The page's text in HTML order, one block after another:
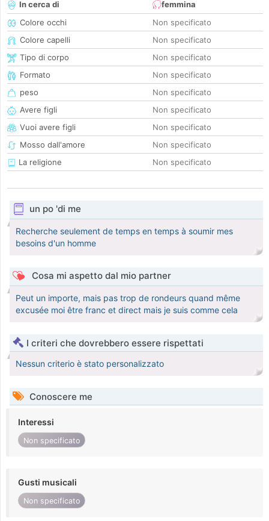
In cerca di
femmina
Colore occhi
Non specificato
Colore capelli
Non specificato
Tipo di corpo
Non specificato
Formato
Non specificato
peso
Non specificato
Avere figli
Non specificato
Vuoi avere figli
Non specificato
Mosso dall'amore
Non specificato
La religione
Non specificato
un po 'di me
Recherche seulement de temps en temps à soumir mes
besoins d'un homme
Cosa mi aspetto dal mio partner
Peut un importe, mais pas trop de rondeurs quand même
excusée moi être franc et direct mais je suis comme cela
I criteri che dovrebbero essere rispettati
Nessun criterio è stato personalizzato
Conoscere me
Interessi
Non specificato
Gusti musicali
Non specificato